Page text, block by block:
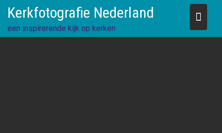
content
Kerkfotografie Nederland
een inspirerende kijk op kerken